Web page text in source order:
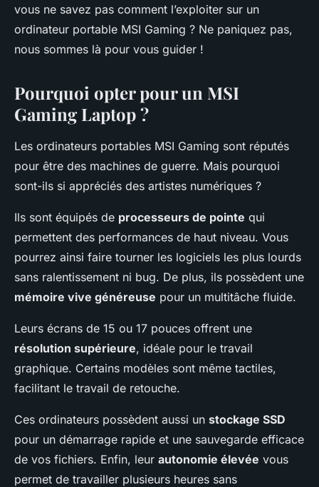
vous ne savez pas comment l’exploiter sur un
ordinateur portable MSI Gaming ? Ne paniquez pas,
nous sommes là pour vous guider !
Pourquoi opter pour un MSI
Gaming Laptop ?
Les ordinateurs portables MSI Gaming sont réputés
pour être des machines de guerre. Mais pourquoi
sont-ils si appréciés des artistes numériques ?
Ils sont équipés de processeurs de pointe qui
permettent des performances de haut niveau. Vous
pourrez ainsi faire tourner les logiciels les plus lourds
sans ralentissement ni bug. De plus, ils possèdent une
mémoire vive généreuse pour un multitâche fluide.
Leurs écrans de 15 ou 17 pouces offrent une
résolution supérieure, idéale pour le travail
graphique. Certains modèles sont même tactiles,
facilitant le travail de retouche.
Ces ordinateurs possèdent aussi un stockage SSD
pour un démarrage rapide et une sauvegarde efficace
de vos fichiers. Enfin, leur autonomie élevée vous
permet de travailler plusieurs heures sans